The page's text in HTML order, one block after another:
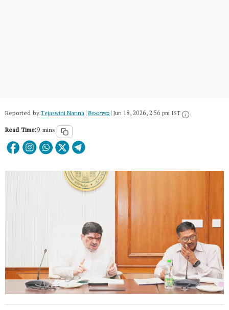
Reported by:Tejaswini Nanna|తెలంగాణ‌|Jun 18, 2026, 2:56 pm IST
Read Time:9 mins